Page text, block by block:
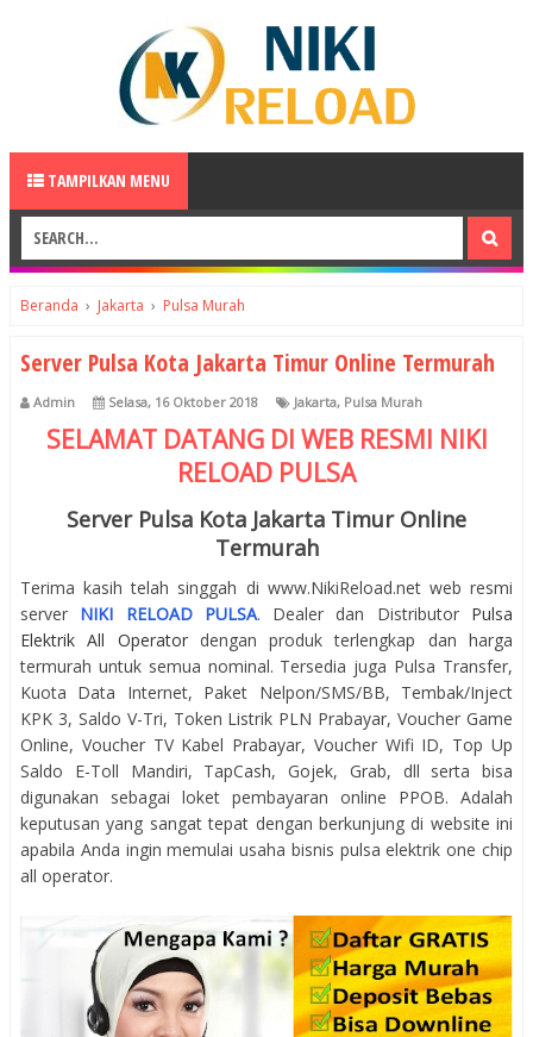
TAMPILKAN MENU
Beranda › Jakarta › Pulsa Murah
Server Pulsa Kota Jakarta Timur Online Termurah
Admin Selasa, 16 Oktober 2018 Jakarta, Pulsa Murah
SELAMAT DATANG DI WEB RESMI NIKI
RELOAD PULSA
Server Pulsa Kota Jakarta Timur Online
Termurah
Terima kasih telah singgah di www.NikiReload.net web resmi
server NIKI RELOAD PULSA. Dealer dan Distributor Pulsa
Elektrik All Operatordengan produk terlengkap dan harga
termurah untuk semua nominal. Tersedia juga Pulsa Transfer,
Kuota Data Internet, Paket Nelpon/SMS/BB, Tembak/Inject
KPK 3, Saldo V-Tri, Token Listrik PLN Prabayar, Voucher Game
Online, Voucher TV Kabel Prabayar, Voucher Wifi ID, Top Up
Saldo E-Toll Mandiri, TapCash, Gojek, Grab, dll serta bisa
digunakan sebagai loket pembayaran online PPOB. Adalah
keputusan yang sangat tepat dengan berkunjung di website ini
apabila Anda ingin memulai usaha bisnis pulsa elektrik one chip
all operator.